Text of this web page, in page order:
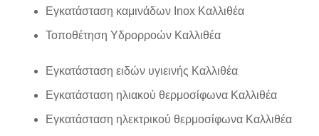
Εγκατάσταση καμινάδων Inox Καλλιθέα
Τοποθέτηση Υδρορροών Καλλιθέα
Εγκατάσταση ειδών υγιεινής Καλλιθέα
Εγκατάσταση ηλιακού θερμοσίφωνα Καλλιθέα
Εγκατάσταση ηλεκτρικού θερμοσίφωνα Καλλιθέα